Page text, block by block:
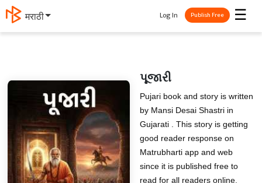
मराठी ☰
Log In Publish Free
પૂજારી
Pujari book and story is written
by Mansi Desai Shastri in
Gujarati . This story is getting
good reader response on
Matrubharti app and web
since it is published free to
read for all readers online.